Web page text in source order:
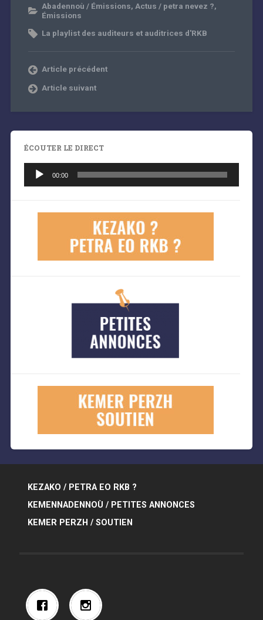
Abadennoù / Émissions, Actus / petra nevez ?,
Émissions
La playlist des auditeurs et auditrices d'RKB
Article précédent
Article suivant
ÉCOUTER LE DIRECT
audio
00:00
KEZAKO / PETRA EO RKB ?
KEMENNADENNOÙ / PETITES ANNONCES
KEMER PERZH / SOUTIEN